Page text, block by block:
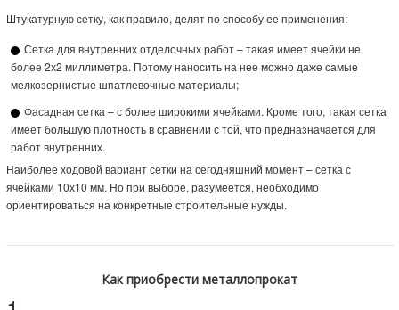
Штукатурную сетку, как правило, делят по способу ее применения:
Сетка для внутренних отделочных работ – такая имеет ячейки не
более 2х2 миллиметра. Потому наносить на нее можно даже самые
мелкозернистые шпатлевочные материалы;
Фасадная сетка – с более широкими ячейками. Кроме того, такая сетка
имеет большую плотность в сравнении с той, что предназначается для
работ внутренних.
Наиболее ходовой вариант сетки на сегодняшний момент – сетка с
ячейками 10х10 мм. Но при выборе, разумеется, необходимо
ориентироваться на конкретные строительные нужды.
Как приобрести металлопрокат